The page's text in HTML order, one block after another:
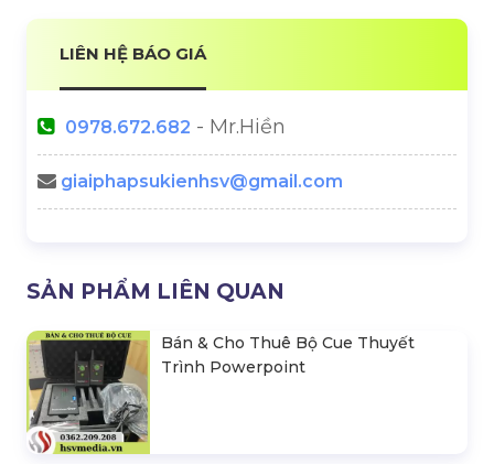
LIÊN HỆ BÁO GIÁ
0978.672.682 - Mr.Hiền
giaiphapsukienhsv@gmail.com
SẢN PHẨM LIÊN QUAN
Bán & Cho Thuê Bộ Cue Thuyết
Trình Powerpoint